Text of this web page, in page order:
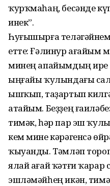
ҡурҡмаһаң, бесәнде
инек”.
Һуғышырға
етте: Ғәлинур ағайым
минең апайымдың
ыңғайы ҡулындағы
ышҡып, таҙартып
атайым. Беҙҙең
тимәк, һәр пар эш
кем мине кәрәгенсә
ҡыуанды. Тәмләп
ялай ағай ҡәтғи ҡарар
эшләмәйһең икән,